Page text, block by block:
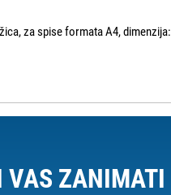
za spise formata A4, dimenzija:
VAS ZANIMATI